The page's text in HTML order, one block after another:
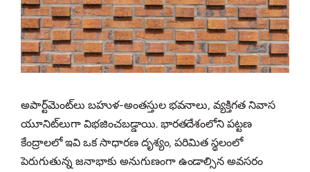
అపార్ట్‌మెంట్‌లు బహుళ-అంతస్తుల భవనాలు, వ్యక్తిగత నివాస
యూనిట్‌లుగా విభజించబడ్డాయి. భారతదేశంలోని పట్టణ
కేంద్రాలలో ఇవి ఒక సాధారణ దృశ్యం, పరిమిత స్థలంలో
పెరుగుతున్న జనాభాకు అనుగుణంగా ఉండాల్సిన అవసరం